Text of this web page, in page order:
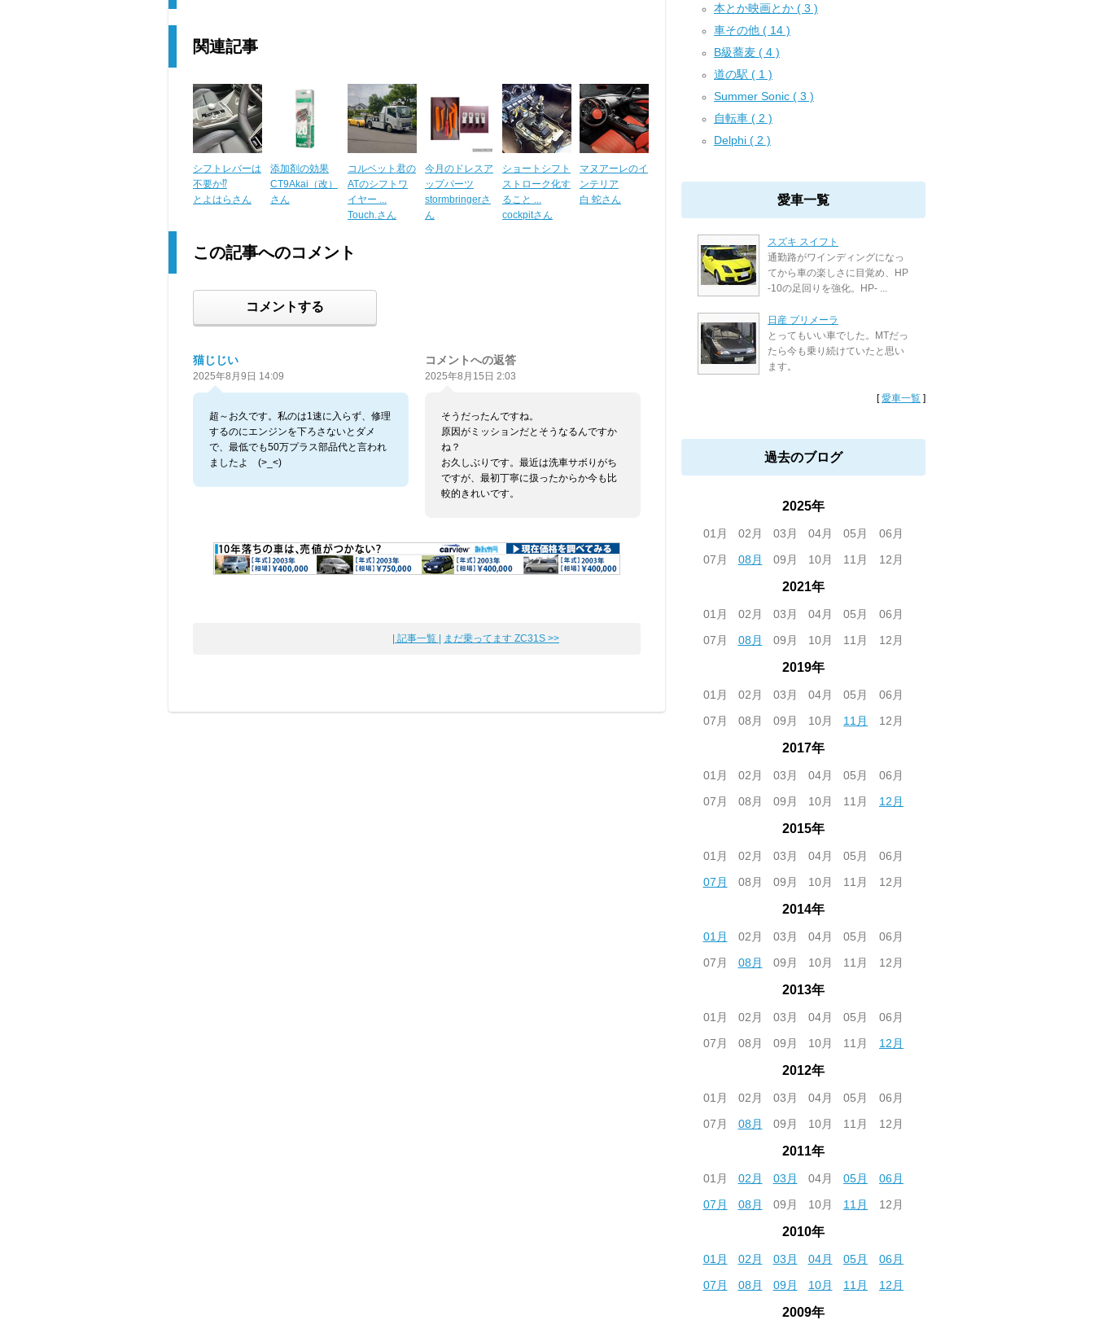
関連記事
シフトレバーは
不要か⁉️
とよはらさん
添加剤の効果
CT9Akai（改）
さん
コルベット君の
ATのシフトワ
イヤー ...
Touch.さん
今月のドレスア
ップパーツ
stormbringerさ
ん
ショートシフト
ストローク化す
ること ...
cockpitさん
マヌアーレのイ
ンテリア
白 蛇さん
この記事へのコメント
コメントする
猫じじい
2025年8月9日 14:09
超～お久です。私のは1速に入らず、修理
するのにエンジンを下ろさないとダメ
で、最低でも50万プラス部品代と言われ
ましたよ (>_<)
コメントへの返答
2025年8月15日 2:03
そうだったんですね。
原因がミッションだとそうなるんですか
ね？
お久しぶりです。最近は洗車サボりがち
ですが、最初丁寧に扱ったからか今も比
較的きれいです。
| 記事一覧 | まだ乗ってます ZC31S >>
本とか映画とか ( 3 )
車その他 ( 14 )
B級蕎麦 ( 4 )
道の駅 ( 1 )
Summer Sonic ( 3 )
自転車 ( 2 )
Delphi ( 2 )
愛車一覧
スズキ スイフト
通勤路がワインディングになっ
てから車の楽しさに目覚め、HP
-10の足回りを強化。HP- ...
日産 プリメーラ
とってもいい車でした。MTだっ
たら今も乗り続けていたと思い
ます。
[愛車一覧 ]
過去のブログ
2025年
01月 02月 03月 04月 05月
06月
07月
08月 09月 10月 11月 12月
2021年
01月 02月 03月 04月 05月
06月
07月
08月 09月 10月 11月 12月
2019年
01月 02月 03月 04月 05月
06月
07月
08月 09月 10月 11月 12月
2017年
01月 02月 03月 04月 05月
06月
07月
08月 09月 10月 11月 12月
2015年
01月 02月 03月 04月 05月
06月
07月
08月 09月 10月 11月 12月
2014年
01月 02月 03月 04月 05月
06月
07月
08月 09月 10月 11月 12月
2013年
01月 02月 03月 04月 05月
06月
07月
08月 09月 10月 11月 12月
2012年
01月 02月 03月 04月 05月
06月
07月
08月 09月 10月 11月 12月
2011年
01月 02月 03月 04月 05月
06月
07月
08月 09月 10月 11月 12月
2010年
01月 02月 03月 04月 05月
06月
07月
08月 09月 10月 11月 12月
2009年